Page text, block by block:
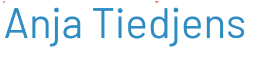
zum
Inhalt
Anja Tiedjens